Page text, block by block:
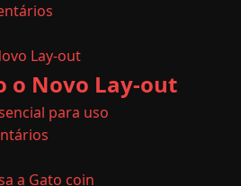
o Novo Lay-out
para uso